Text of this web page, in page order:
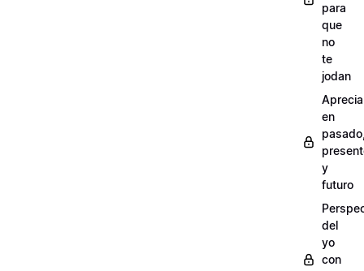
para
que
no
te
jodan
Aprecia
en
y
futuro
del
yo
con